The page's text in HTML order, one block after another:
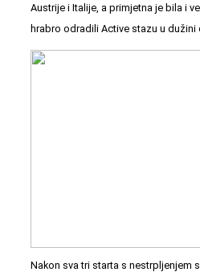
Austrije i Italije, a primjetna je bila i
hrabro odradili Active stazu u dužini
Nakon sva tri starta s nestrpljenjem